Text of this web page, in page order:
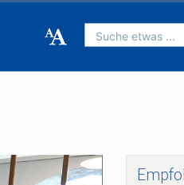
Suche etwas ...